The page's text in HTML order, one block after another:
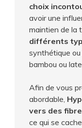
choix
avoir une
maintien de la
différents
synthétique
bambou ou
Afin de vous
abordable,
vers des
ce qui se